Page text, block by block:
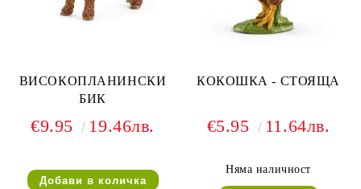
ВИСОКОПЛАНИНСКИ
БИК
€9.95 19.46лв.
КОКОШКА - СТОЯЩА
€5.95 11.64лв.
Няма наличност